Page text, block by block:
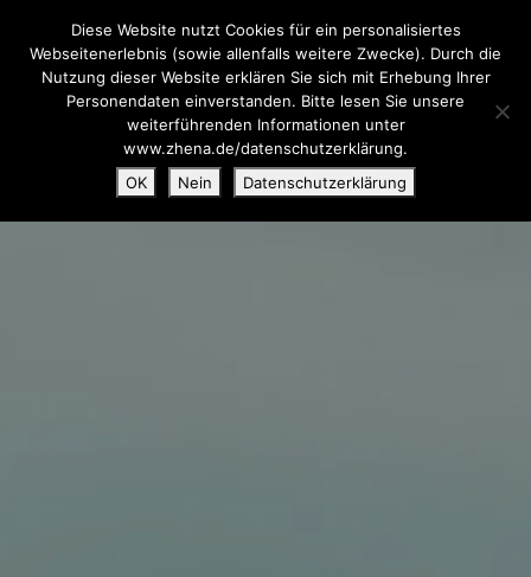
Diese Website nutzt Cookies für ein personalisiertes
Webseitenerlebnis (sowie allenfalls weitere Zwecke). Durch die
Nutzung dieser Website erklären Sie sich mit Erhebung Ihrer
Personendaten einverstanden. Bitte lesen Sie unsere
weiterführenden Informationen unter
www.zhena.de/datenschutzerklärung.
OK
Nein Datenschutzerklärung